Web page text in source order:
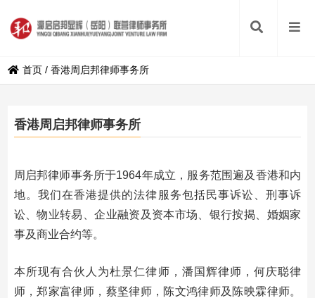
首页 /香港周启邦律师事务所
香港周启邦律师事务所
周启邦律师事务所于1964年成立，服务范围遍及香港和内
地。我们在香港提供的法律服务包括民事诉讼、刑事诉
讼、物业转易、企业融资及资本市场、银行按揭、婚姻家
事及商业合约等。
本所现有合伙人为杜景仁律师，潘国辉律师，何庆聪律
师，郑家富律师，蔡坚律师，陈文鸿律师及陈映霖律师。